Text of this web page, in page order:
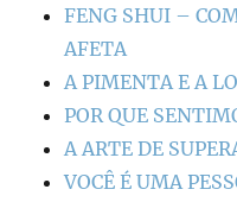
FENG SHUI –
AFETA
A PIMENTA E A
POR QUE
A ARTE DE
VOCÊ É UMA